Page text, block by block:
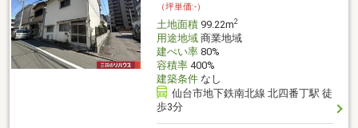
（坪単価:-）
土地面積99.22m2
用途地域商業地域
建ぺい率80%
容積率400%
建築条件なし
仙台市地下鉄南北線 北四番丁駅 徒
歩3分